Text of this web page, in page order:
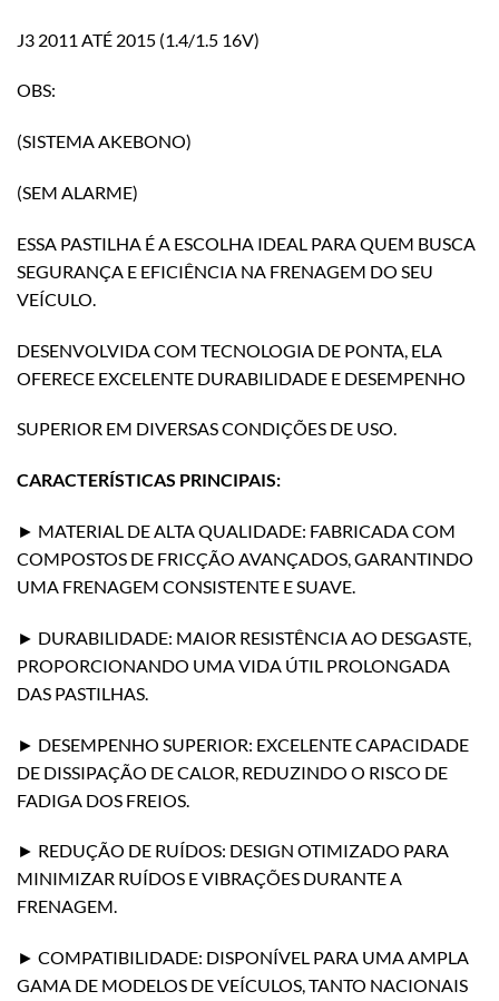
J3 2011 ATÉ 2015 (1.4/1.5 16V)
OBS:
(SISTEMA AKEBONO)
(SEM ALARME)
ESSA PASTILHA É A ESCOLHA IDEAL PARA QUEM BUSCA
SEGURANÇA E EFICIÊNCIA NA FRENAGEM DO SEU
VEÍCULO.
DESENVOLVIDA COM TECNOLOGIA DE PONTA, ELA
OFERECE EXCELENTE DURABILIDADE E DESEMPENHO
SUPERIOR EM DIVERSAS CONDIÇÕES DE USO.
CARACTERÍSTICAS PRINCIPAIS:
► MATERIAL DE ALTA QUALIDADE: FABRICADA COM
COMPOSTOS DE FRICÇÃO AVANÇADOS, GARANTINDO
UMA FRENAGEM CONSISTENTE E SUAVE.
► DURABILIDADE: MAIOR RESISTÊNCIA AO DESGASTE,
PROPORCIONANDO UMA VIDA ÚTIL PROLONGADA
DAS PASTILHAS.
► DESEMPENHO SUPERIOR: EXCELENTE CAPACIDADE
DE DISSIPAÇÃO DE CALOR, REDUZINDO O RISCO DE
FADIGA DOS FREIOS.
► REDUÇÃO DE RUÍDOS: DESIGN OTIMIZADO PARA
MINIMIZAR RUÍDOS E VIBRAÇÕES DURANTE A
FRENAGEM.
► COMPATIBILIDADE: DISPONÍVEL PARA UMA AMPLA
GAMA DE MODELOS DE VEÍCULOS, TANTO NACIONAIS